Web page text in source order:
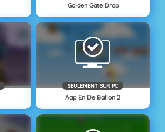
Golden Gate Drop
SEULEMENT SUR PC
Aap En De Ballon 2